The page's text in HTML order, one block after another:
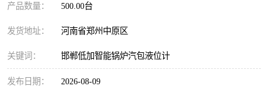
产品数量： 500.00台
发货地址： 河南省郑州中原区
关键词： 邯郸低加智能锅炉汽包液位计
发布日期： 2026-08-09